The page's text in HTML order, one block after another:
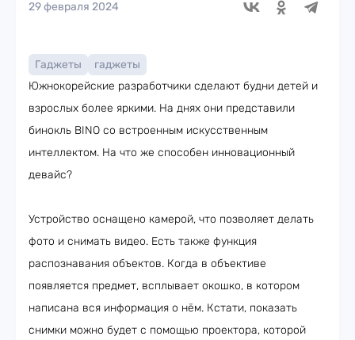
29 февраля 2024
Гаджеты
гаджеты
Южнокорейские разработчики сделают будни детей и
взрослых более яркими. На днях они представили
бинокль BINO со встроенным искусственным
интеллектом. На что же способен инновационный
девайс?
Устройство оснащено камерой, что позволяет делать
фото и снимать видео. Есть также функция
распознавания объектов. Когда в объективе
появляется предмет, всплывает окошко, в котором
написана вся информация о нём. Кстати, показать
снимки можно будет с помощью проектора, которой